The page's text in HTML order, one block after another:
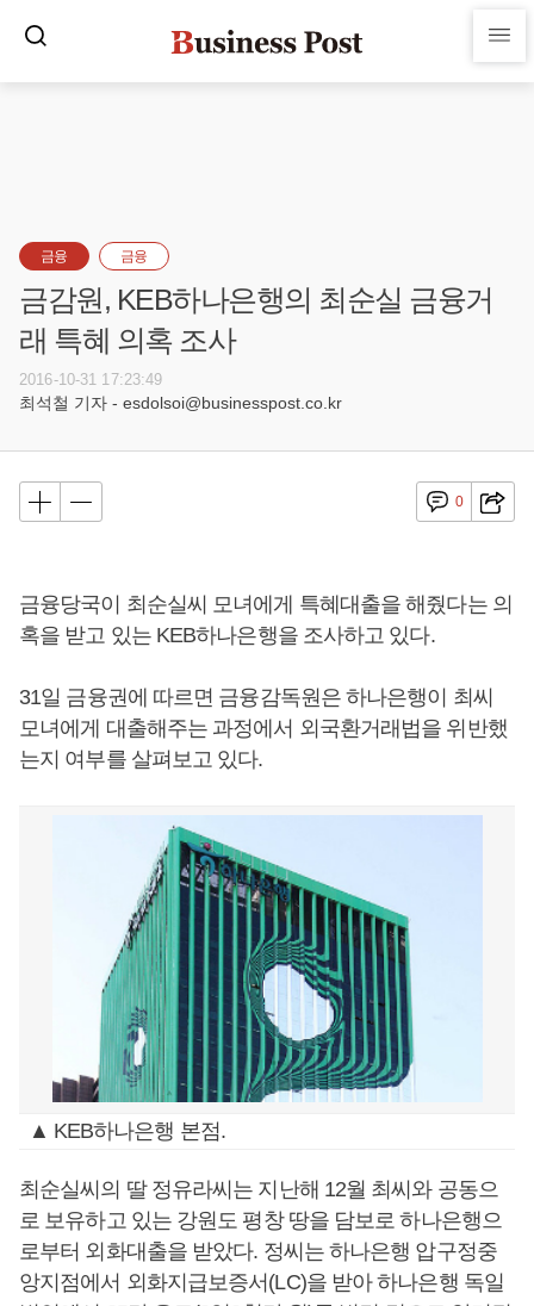
금융 금융
금감원, KEB하나은행의 최순실 금융거
래 특혜 의혹 조사
2016-10-31 17:23:49
최석철 기자 - esdolsoi@businesspost.co.kr
0
금융당국이 최순실씨 모녀에게 특혜대출을 해줬다는 의
혹을 받고 있는 KEB하나은행을 조사하고 있다.
31일 금융권에 따르면 금융감독원은 하나은행이 최씨
모녀에게 대출해주는 과정에서 외국환거래법을 위반했
는지 여부를 살펴보고 있다.
▲ KEB하나은행 본점.
최순실씨의 딸 정유라씨는 지난해 12월 최씨와 공동으
로 보유하고 있는 강원도 평창 땅을 담보로 하나은행으
로부터 외화대출을 받았다. 정씨는 하나은행 압구정중
앙지점에서 외화지급보증서(LC)을 받아 하나은행 독일